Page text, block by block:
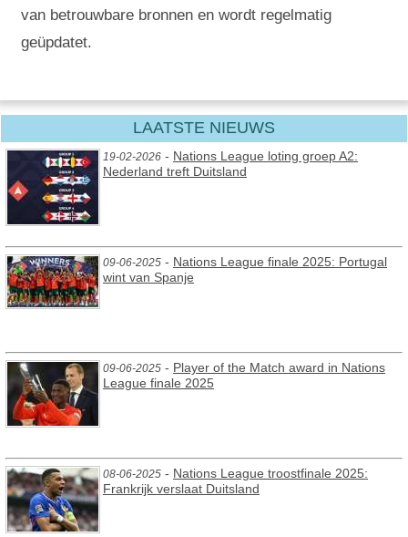
van betrouwbare bronnen en wordt regelmatig
geüpdatet.
LAATSTE NIEUWS
19-02-2026 - Nations League loting groep A2:
Nederland treft Duitsland
09-06-2025 - Nations League finale 2025: Portugal
wint van Spanje
09-06-2025 - Player of the Match award in Nations
League finale 2025
08-06-2025 - Nations League troostfinale 2025:
Frankrijk verslaat Duitsland